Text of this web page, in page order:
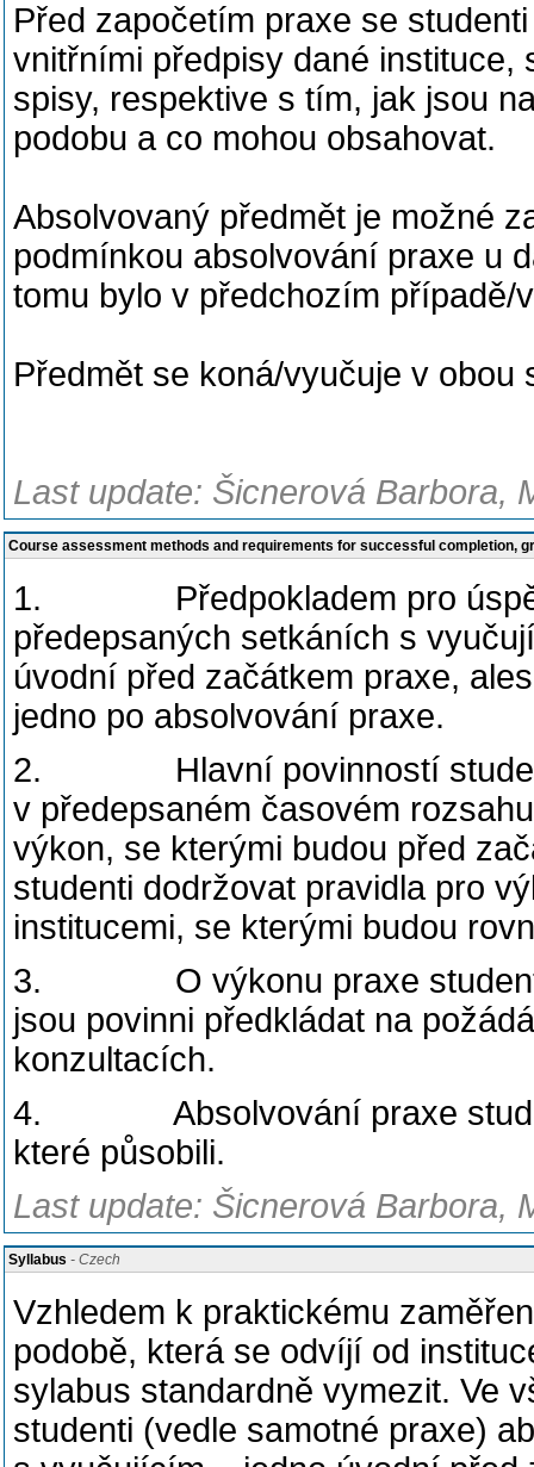
Před započetím praxe se
vnitřními předpisy dané
spisy, respektive s tím, jak jsou
podobu a co mohou obsahovat.
Absolvovaný předmět je možné
podmínkou absolvování praxe u
tomu bylo v předchozím případě/
Předmět se koná/vyučuje v obou
Last update: Šicnerová Barbora,
Course assessment methods and requirements for successful completion,
1. Předpokladem pro
předepsaných setkáních s
úvodní před začátkem praxe,
jedno po absolvování praxe.
2. Hlavní povinností
v předepsaném časovém
výkon, se kterými budou před
studenti dodržovat pravidla pro
institucemi, se kterými budou
3. O výkonu praxe studenti
jsou povinni předkládat na
konzultacích.
4. Absolvování praxe
které působili.
Last update: Šicnerová Barbora,
Syllabus - Czech
Vzhledem k praktickému
podobě, která se odvíjí od
sylabus standardně vymezit. Ve
studenti (vedle samotné praxe)